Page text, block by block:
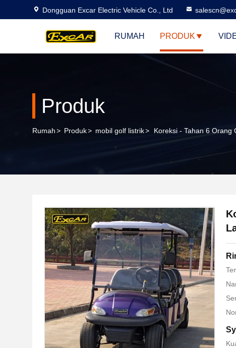
Dongguan Excar Electric Vehicle Co., Ltd
RUMAH PRODUK
Produk
Rumah> Produk> mobil golf listrik> Koreksi - Tahan 6 Orang